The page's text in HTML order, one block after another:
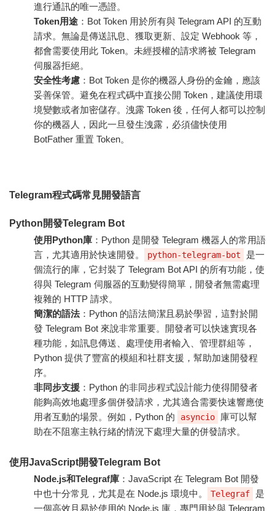
進行通訊的唯一憑證。
Token用途 ：Bot Token 用於所有與 Telegram API 的互動
請求。無論是傳送訊息、獲取更新、設定 Webhook 等，
都會需要使用此 Token。未經授權的請求將被 Telegram
伺服器拒絕。
安全性考慮 ：Bot Token 是你的機器人身份的金鑰，應該
妥善保管。避免在程式碼中直接公開 Token，建議使用環
境變數或者加密儲存。洩露 Token 後，任何人都可以控制
你的機器人，因此一旦發生洩露，必須儘快使用
BotFather 重置 Token。
Telegram程式碼常見開發語言
Python開發Telegram Bot
使用Python庫 ：Python 是開發 Telegram 機器人的常用語
言，尤其適用於快速開發。
python-telegram-bot
是一
個流行的庫，它封裝了 Telegram Bot API 的所有功能，使
得與 Telegram 伺服器的互動變得簡單，開發者無需處理
複雜的 HTTP 請求。
簡潔的語法：Python 的語法簡潔且易於學習，這對於開
發 Telegram Bot 來說非常重要。開發者可以快速實現各
種功能，如訊息傳送、處理使用者輸入、管理群組等，
Python 提供了豐富的模組和社群支援，幫助加速開發程
序。
非同步支援 ：Python 的非同步程式設計能力使得開發者
能夠高效地處理多個併發請求，尤其適合需要快速響應使
用者互動的場景。例如，Python 的
asyncio
庫可以幫
助在不阻塞主執行緒的情況下處理大量的併發請求。
使用JavaScript開發Telegram Bot
Node.js和Telegraf庫 ：JavaScript 在 Telegram Bot 開發
中也十分常見，尤其是在 Node.js 環境中。
Telegraf
是
一個高效且易於使用的 Node.js 庫，專門用於與 Telegram